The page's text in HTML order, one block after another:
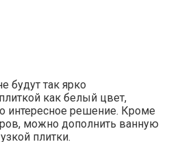
будут так ярко
как белый цвет,
интересное решение. Кроме
можно дополнить ванную
плитки.